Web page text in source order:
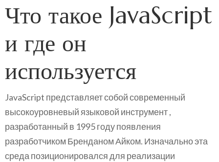
Что такое JavaScript
и где он
используется
JavaScript представляет собой современный
высокоуровневый языковой инструмент ,
разработанный в 1995 году появления
разработчиком Бренданом Айком. Изначально эта
среда позиционировался для реализации